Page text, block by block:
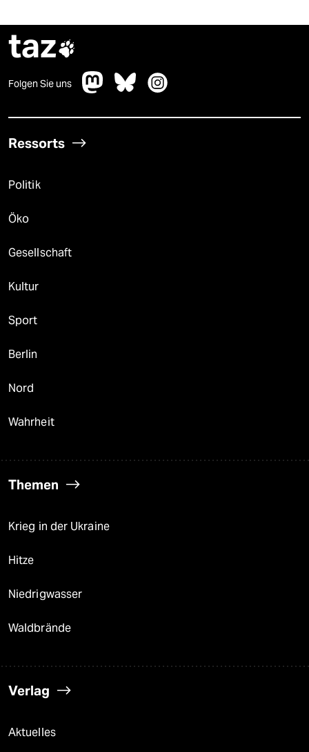
taz
Folgen Sie uns
Ressorts
Politik
Öko
Gesellschaft
Kultur
Sport
Berlin
Nord
Wahrheit
Themen
Krieg in der Ukraine
Hitze
Niedrigwasser
Waldbrände
Verlag
Aktuelles